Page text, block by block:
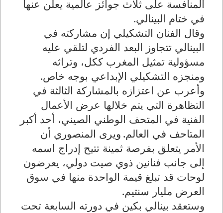
المنافسة على ثلاث جوائز عالمية يعلن عنها
في ختام البينالي.
وقال الفنان التشكيلي إن مشاركته في
البينالي تتجاوز البعد الفردي لتلقي عليه
مسؤولية تمثيل المغرب ككل، وتراثه
ومنجزه التشكيلي الإبداعي بوجه خاص.
وأعرب عن اعتزازه بالمشاركة الثالثة في
التظاهرة التي يتم خلالها عرض الأعمال
الفنية في المتحف الوطني الصيني، أحد أكبر
المتاحف في العالم. ويرى المنصوري أن
الأمر يتعلق بفرصة ثمينة تتيح إدراج اسمه
إلى جانب فنانين ذوي صيت دولي، يعرضون
لوحات قد تبلغ قيمة الواحدة منها في سوق
العرض مليار سنتيم.
وستعقد بينالي بكين في دورته السابعة تحت